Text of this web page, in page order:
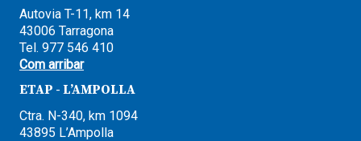
Autovia T-11, km 14
43006 Tarragona
Tel. 977 546 410
Com arribar
ETAP - L’AMPOLLA
Ctra. N-340, km 1094
43895 L’Ampolla